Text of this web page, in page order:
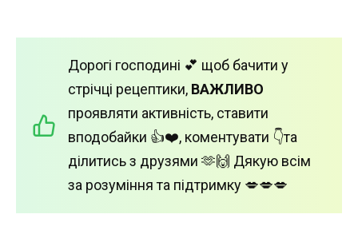
Дорогі господині 💕 щоб бачити у
стрічці рецептики, ВАЖЛИВО
проявляти активність, ставити
вподобайки 👍❤️, коментувати 👇та
ділитись з друзями 🫶🙌 Дякую всім
за розуміння та підтримку 💋💋💋